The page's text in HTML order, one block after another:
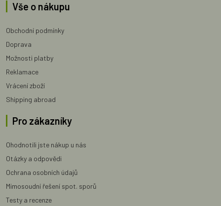
Vše o nákupu
Obchodní podmínky
Doprava
Možnosti platby
Reklamace
Vrácení zboží
Shipping abroad
Pro zákazníky
Ohodnotili jste nákup u nás
Otázky a odpovědi
Ochrana osobních údajů
Mimosoudní řešení spot. sporů
Testy a recenze